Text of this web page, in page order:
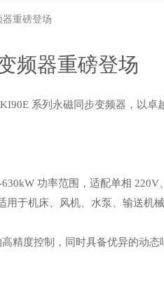
重磅登场
频器重磅登场
系列永磁同步变频器，以卓
功率范围，适配单相 220V
用于机床、风机、水泵、输送机
精度控制，同时具备优异的动态